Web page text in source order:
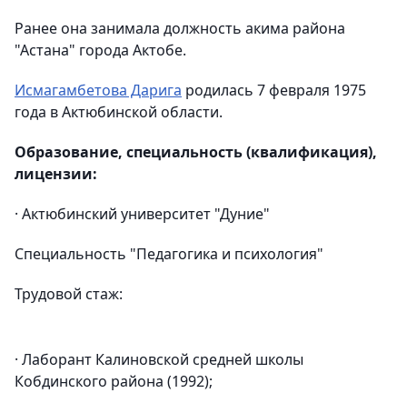
Ранее она занимала должность акима района
"Астана" города Актобе.
Исмагамбетова Дарига родилась 7 февраля 1975
года в Актюбинской области.
Образование, специальность (квалификация),
лицензии:
· Актюбинский университет "Дуние"
Специальность "Педагогика и психология"
Трудовой стаж:
· Лаборант Калиновской средней школы
Кобдинского района (1992);